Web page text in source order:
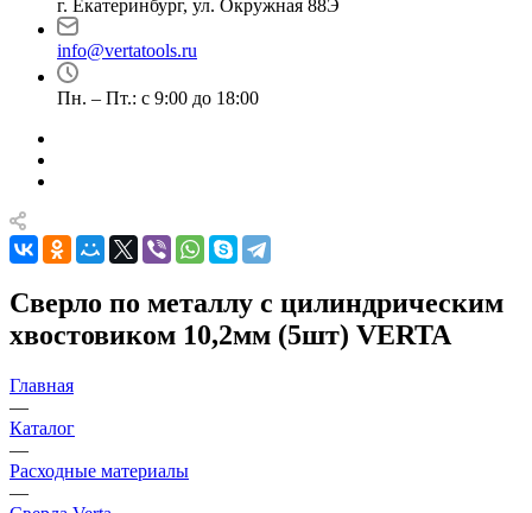
г. Екатеринбург, ул. Окружная 88Э
info@vertatools.ru
Пн. – Пт.: с 9:00 до 18:00
Сверло по металлу с цилиндрическим
хвостовиком 10,2мм (5шт) VERTA
Главная
—
Каталог
—
Расходные материалы
—